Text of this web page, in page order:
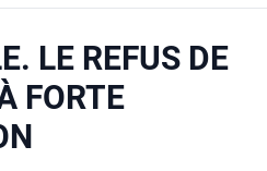
LE REFUS DE
FORTE